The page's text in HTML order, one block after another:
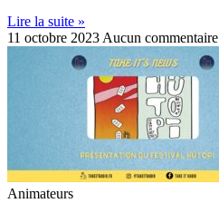
Lire la suite »
11 octobre 2023 Aucun commentaire
Animateurs